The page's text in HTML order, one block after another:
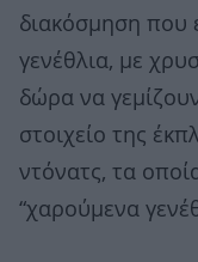
διακόσμηση που
γενέθλια, με
δώρα να
στοιχείο της
ντόνατς, τα
“χαρούμενα